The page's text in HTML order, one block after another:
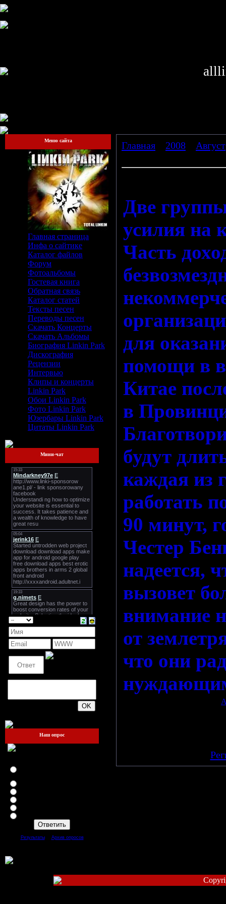
Меню сайта
Главная страница
Инфа о сайтике
Каталог файлов
Форум
Фотоальбомы
Гостевая книга
Обратная связь
Каталог статей
Тексты песен
Переводы песен
Скачать Концерты
Скачать Альбомы
Биография Linkin Park
Дискография
Рецензии
Интервью
Клипы и концерты
Linkin Park
Обои Linkin Park
Фото Linkin Park
Юзербары Linkin Park
Цитаты Linkin Park
Мини-чат
Наш опрос
Результаты· Архив опросов]
Главная 2008
Август
Две
усилия на
Часть
для
помощи в
Китае
в
будут
каждая из
работать
90 минут,
Честер
надеется,
вызовет
внимание
от
что они